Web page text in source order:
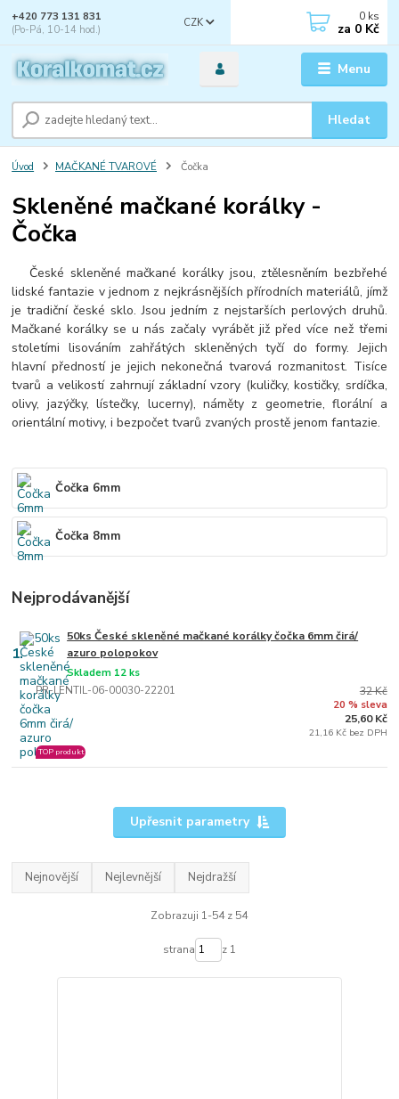
Menu
CZK
Hledat
+420 773 131 831
(Po-Pá, 10-14 hod.)
0 ks
za 0 Kč
Úvod MAČKANÉ TVAROVÉ Čočka
Skleněné mačkané korálky -
Čočka
České skleněné mačkané korálky jsou, ztělesněním bezbřehé
lidské fantazie v jednom z nejkrásnějších přírodních materiálů, jímž
je tradiční české sklo. Jsou jedním z nejstarších perlových druhů.
Mačkané korálky se u nás začaly vyrábět již před více než třemi
stoletími lisováním zahřátých skleněných tyčí do formy. Jejich
hlavní předností je jejich nekonečná tvarová rozmanitost. Tisíce
tvarů a velikostí zahrnují základní vzory (kuličky, kostičky, srdíčka,
olivy, jazýčky, lístečky, lucerny), náměty z geometrie, florální a
orientální motivy, i bezpočet tvarů zvaných prostě jenom fantazie.
Čočka 6mm
Čočka 8mm
Nejprodávanější
1.
50ks České skleněné mačkané korálky čočka 6mm čirá/
azuro polopokov
PR-LENTIL-06-00030-22201
Skladem 12 ks
TOP produkt
32 Kč
20 % sleva
25,60 Kč
21,16 Kč bez DPH
Upřesnit parametry
Nejnovější Nejlevnější Nejdražší
Zobrazuji 1-54 z 54
strana z 1